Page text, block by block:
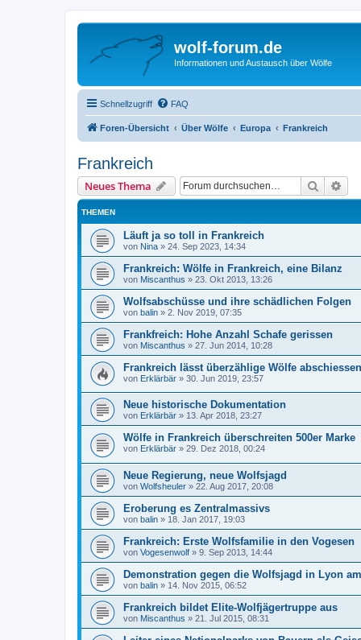
wolf-forum.de
Informationen und Austausch über Wölfe
Schnellzugriff FAQ
Foren-Übersicht Über Wölfe Europa Frankreich
Frankreich
Neues Thema Suche
THEMEN
Läuft ja so toll in Frankreich
von Nina » 24. Sep 2023, 14:34
Frankreich: Wölfe in Frankreich, eine Bilanz
von Miscanthus » 23. Okt 2013, 13:26
Wolfsabschüsse und ihre schädlichen Folgen
von balin » 2. Nov 2019, 07:35
Frankfreich: Hohe Anzahl Schafe gerissen
von Miscanthus » 27. Jun 2014, 10:28
Frankreich lässt überzählige Wölfe abschiessen
von Erklärbär » 30. Jun 2019, 23:57
Neue historische Dokumentation
von Erklärbär » 13. Apr 2018, 23:27
Wölfe in Frankreich überschreiten 500er Marke
von Erklärbär » 29. Dez 2018, 00:24
Neue Regierung, neue Wolfsjagd
von Wolfsheuler » 22. Aug 2017, 20:08
Eroberung es Zentralmassivs
von balin » 18. Jan 2017, 19:03
Frankreich: Erste Wolfsfamilie in den Vogesen
von Vogesenwolf » 9. Sep 2013, 14:44
Demonstration gegen die Wolfsjagd in Lyon
von balin » 14. Nov 2015, 06:52
Frankreich bildet Elite-Wolfjägertruppe aus
von Miscanthus » 21. Jul 2015, 08:31